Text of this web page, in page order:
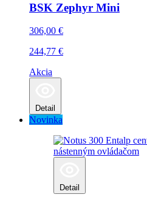
BSK Zephyr Mini
306,00 €
244,77 €
Akcia
Detail
Novinka
Detail